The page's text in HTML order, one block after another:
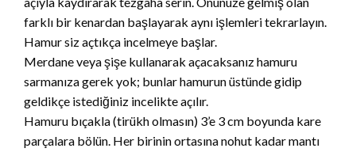
farklı bir kenardan başlayarak aynı işlemleri tekrarlayın.
Hamur siz açtıkça incelmeye başlar.
Merdane veya şişe kullanarak açacaksanız hamuru
sarmanıza gerek yok; bunlar hamurun üstünde gidip
geldikçe istediğiniz incelikte açılır.
Hamuru bıçakla (tirükh olmasın) 3’e 3 cm boyunda kare
parçalara bölün. Her birinin ortasına nohut kadar mantı